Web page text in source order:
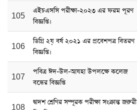
105
এইচএসসি পরীক্ষা-২০২৩ এর ফরম পূরণ
বিজ্ঞপ্তি।
106
ডিগ্রি ২য় বর্ষ ২০২১ এর প্রবেশপত্র বিতরণ
বিজ্ঞপ্তি।
107
পবিত্র ঈদ-উল-আযহা উপলক্ষে কলেজ
বন্ধের বিজ্ঞপ্তি
108
দ্বাদশ শ্রেণির সম্পূরক পরীক্ষা সংক্রান্ত জরুরী